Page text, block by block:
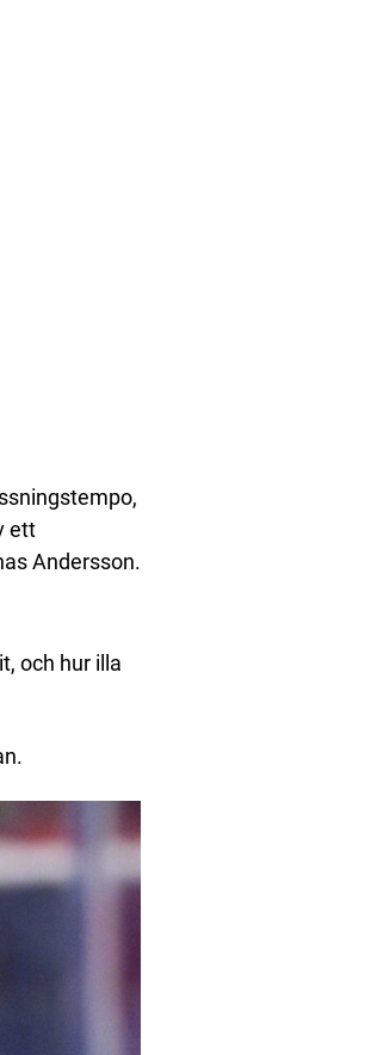
ett
Andersson.
och hur illa